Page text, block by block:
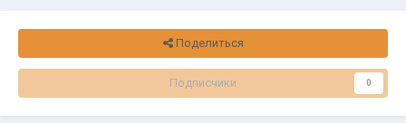
Поделиться
Подписчики 0